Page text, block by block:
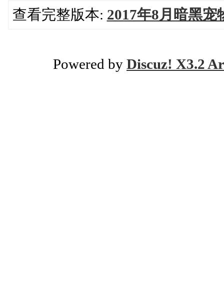
查看完整版本: 2017年8月暗黑
Powered by Discuz! X3.2